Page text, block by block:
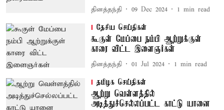
தினத்தந்தி 09 Dec 2024 1 min read
தேசிய செய்திகள்
கூகுள் மேப்பை நம்பி ஆற்றுக்குள்
காரை விட்ட இளைஞர்கள்
தினத்தந்தி 01 Jul 2024 1 min read
தமிழக செய்திகள்
ஆற்று வெள்ளத்தில்
அடித்துச்செல்லப்பட்ட காட்டு யானை